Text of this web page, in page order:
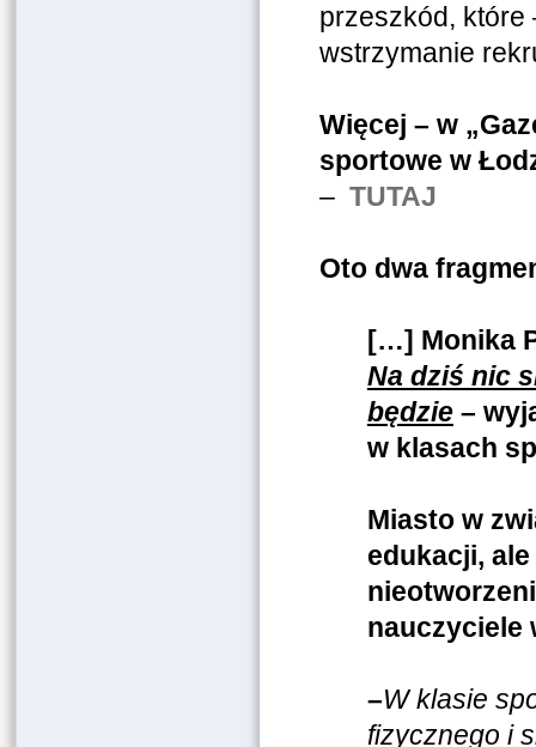
przeszkód, które
wstrzymanie
Więcej – w
sportowe w
– TUTAJ
Oto dwa
[…] Monika
Na dziś nic
będzie–
w klasach
Miasto w
edukacji,
nauczyciele
–W klasie
fizycznego i